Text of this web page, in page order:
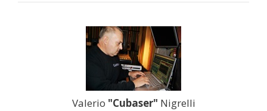
Valerio "Cubaser" Nigrelli